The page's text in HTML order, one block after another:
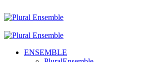
ENSEMBLE